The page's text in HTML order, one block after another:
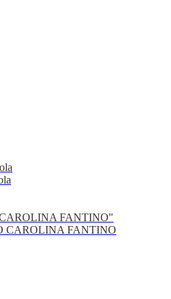
FANTINO"
CAROLINA FANTINO